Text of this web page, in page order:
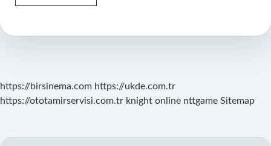
Oyuncak
https://birsinema.com https://ukde.com.tr
https://ototamirservisi.com.tr knight online nttgame Sitemap